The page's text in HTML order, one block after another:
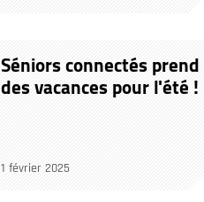
Séniors connectés prend
des vacances pour l'été !
1 février 2025